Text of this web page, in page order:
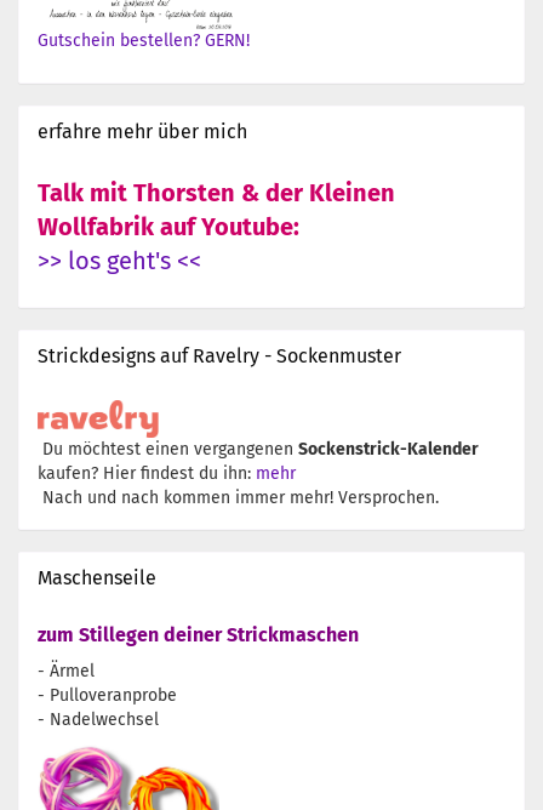
Gutschein bestellen? GERN!
erfahre mehr über mich
Talk mit Thorsten & der Kleinen
Wollfabrik auf Youtube:
>> los geht's <<
Strickdesigns auf Ravelry - Sockenmuster
Du möchtest einen vergangenen Sockenstrick-Kalender
kaufen? Hier findest du ihn: mehr
Nach und nach kommen immer mehr! Versprochen.
Maschenseile
zum Stillegen deiner Strickmaschen
- Ärmel
- Pulloveranprobe
- Nadelwechsel